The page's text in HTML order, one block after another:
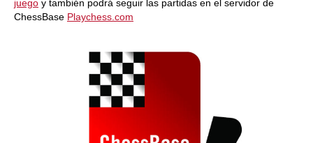
juego y también podrá seguir las partidas en el servidor de
ChessBase Playchess.com